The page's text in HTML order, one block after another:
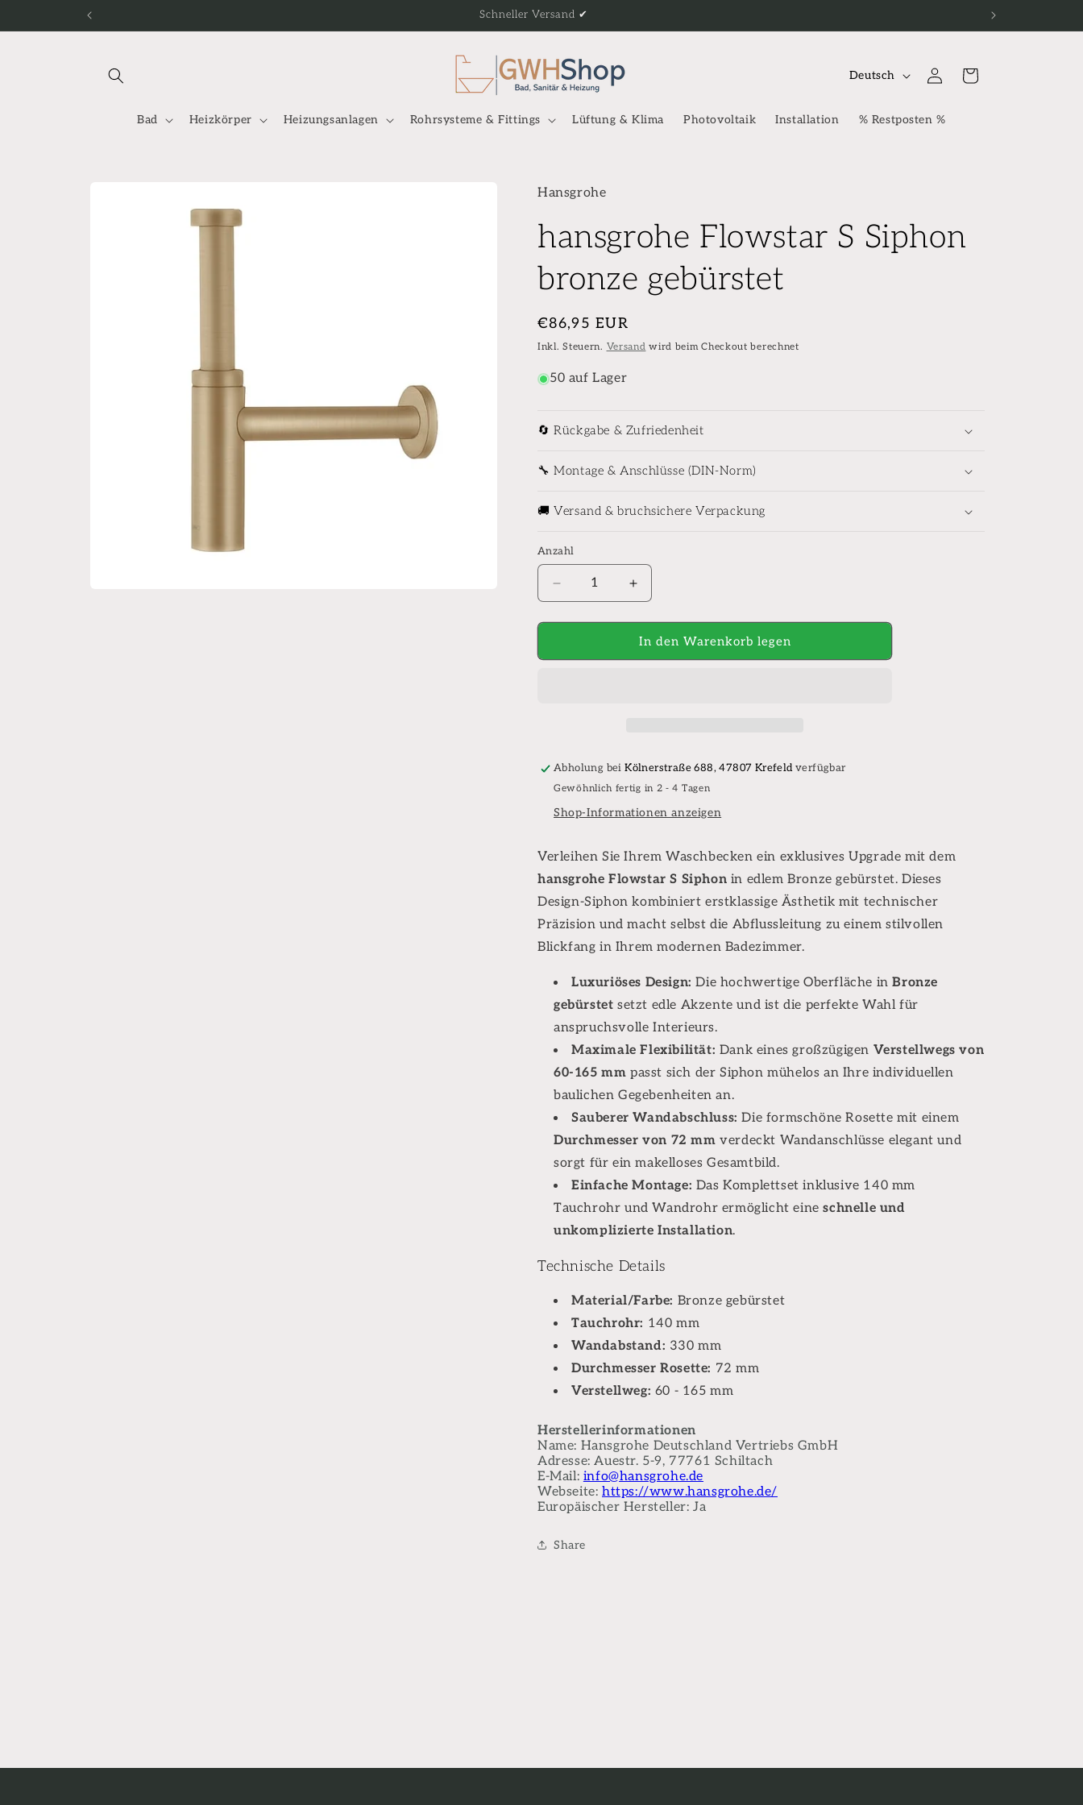
Inhalt
Schneller Versand ✔
Bad Heizkörper Heizungsanlagen Rohrsysteme & Fittings Lüftung & Klima Photovoltaik Installation % Restposten %
S
r
e
Deutsch EinloggenWarenkorb
Hansgrohe
hansgrohe Flowstar S Siphon
bronze gebürstet
Normaler
Preis
€86,95 EUR
Inkl. Steuern. Versand wird beim Checkout berechnet
50 auf Lager
🔄 Rückgabe & Zufriedenheit
🔧 Montage & Anschlüsse (DIN-Norm)
🚚 Versand & bruchsichere Verpackung
Anzahl
Anzahl
Verringere
die
Menge
hansgrohe
Erhöhe
die
Menge
für
hansgrohe
In den Warenkorb legen
Abholung beiKölnerstraße 688, 47807 Krefeldverfügbar
Gewöhnlich fertig in 2 - 4 Tagen
Shop-Informationen anzeigen
Verleihen Sie Ihrem Waschbecken ein exklusives Upgrade mit dem
hansgrohe Flowstar S Siphon in edlem Bronze gebürstet. Dieses
Design-Siphon kombiniert erstklassige Ästhetik mit technischer
Präzision und macht selbst die Abflussleitung zu einem stilvollen
Blickfang in Ihrem modernen Badezimmer.
Luxuriöses Design: Die hochwertige Oberfläche inBronze
gebürstet setzt edle Akzente und ist die perfekte Wahl für
anspruchsvolle Interieurs.
Maximale Flexibilität: Dank eines großzügigen Verstellwegs von
60-165 mm passt sich der Siphon mühelos an Ihre individuellen
baulichen Gegebenheiten an.
Sauberer Wandabschluss: Die formschöne Rosette mit einem
Durchmesser von 72 mm verdeckt Wandanschlüsse elegant und
sorgt für ein makelloses Gesamtbild.
Einfache Montage: Das Komplettset inklusive 140 mm
Tauchrohr und Wandrohr ermöglicht eineschnelle und
unkomplizierte Installation.
Technische Details
Material/Farbe: Bronze gebürstet
Tauchrohr: 140 mm
Wandabstand: 330 mm
Durchmesser Rosette: 72 mm
Verstellweg: 60 - 165 mm
Herstellerinformationen
Name: Hansgrohe Deutschland Vertriebs GmbH
Adresse: Auestr. 5-9, 77761 Schiltach
E-Mail: info@hansgrohe.de
Webseite: https://www.hansgrohe.de/
Europäischer Hersteller: Ja
Share